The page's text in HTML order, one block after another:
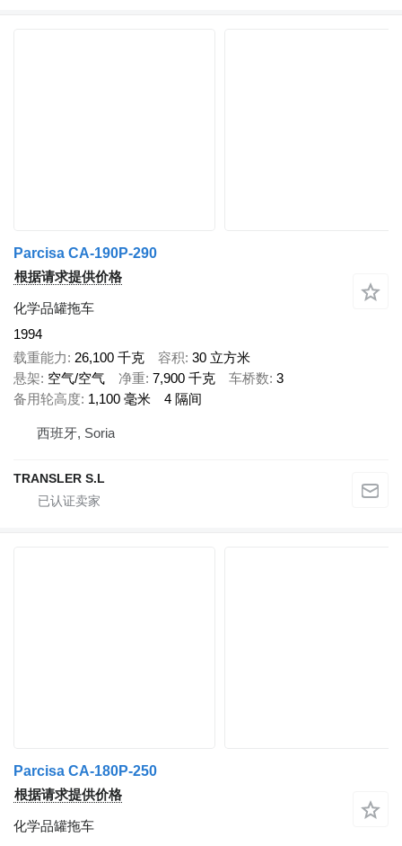
Parcisa CA-190P-290
根据请求提供价格
化学品罐拖车
1994
载重能力
26,100 千克 容积 30 立方米
悬架 空气/空气 净重 7,900 千克 车桥数 3
备用轮高度 1,100 毫米 4 隔间
西班牙, Soria
TRANSLER S.L
Parcisa CA-180P-250
根据请求提供价格
化学品罐拖车